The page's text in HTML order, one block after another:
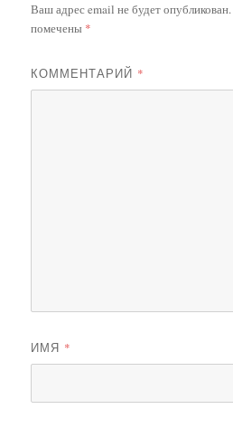
Ваш адрес email не будет опубликован.
помечены *
КОММЕНТАРИЙ *
ИМЯ *